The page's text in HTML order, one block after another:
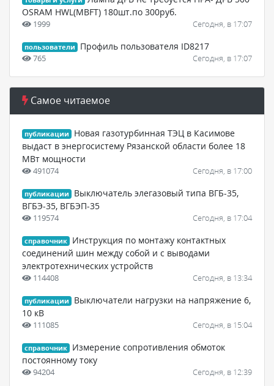
OSRAM HWL(MBFT) 180шт.по 300руб.
1999 Сегодня, в 17:07
пользователи Профиль пользователя ID8217
765 Сегодня, в 17:07
Самое читаемое
публикации
Новая газотурбинная ТЭЦ в Касимове
выдаст в энергосистему Рязанской области более 18
МВт мощности
491074 Сегодня, в 17:00
публикации
Выключатель элегазовый типа ВГБ-35,
ВГБЭ-35, ВГБЭП-35
119574 Сегодня, в 17:04
справочник
Инструкция по монтажу контактных
соединений шин между собой и с выводами
электротехнических устройств
114408 Сегодня, в 13:34
публикации
Выключатели нагрузки на напряжение 6,
10 кВ
111085 Сегодня, в 15:04
справочник
Измерение сопротивления обмоток
постоянному току
94204 Сегодня, в 12:39